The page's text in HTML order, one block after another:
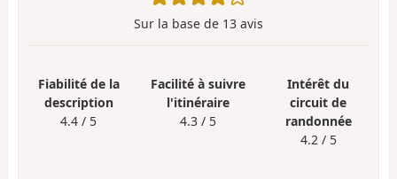
Sur la base de 13 avis
Fiabilité de la
description
4.4 / 5
Facilité à suivre
l'itinéraire
4.3 / 5
Intérêt du
circuit de
randonnée
4.2 / 5